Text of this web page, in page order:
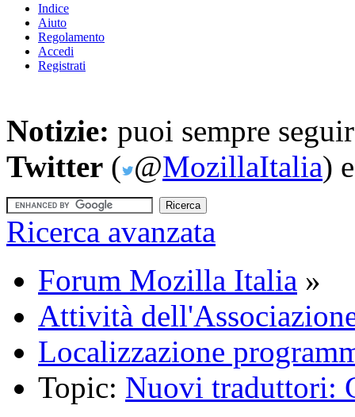
Indice
Aiuto
Regolamento
Accedi
Registrati
Notizie: puoi sempre
Twitter ( @MozillaItalia)
Ricerca avanzata
Forum Mozilla Italia »
Attività
Localizzazione
Topic: Nuovi traduttori: